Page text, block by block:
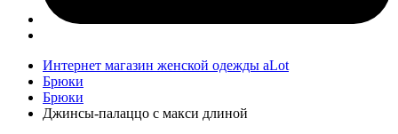
Интернет магазин женской одежды aLot
Брюки
Брюки
Джинсы-палаццо с макси длиной